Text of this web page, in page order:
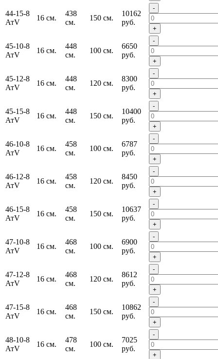
44-15-8
АтV
16 см.
438
см.
150 см.
10162
руб.
-
+
45-10-8
АтV
16 см.
448
см.
100 см.
6650
руб.
-
+
45-12-8
АтV
16 см.
448
см.
120 см.
8300
руб.
-
+
45-15-8
АтV
16 см.
448
см.
150 см.
10400
руб.
-
+
46-10-8
АтV
16 см.
458
см.
100 см.
6787
руб.
-
+
46-12-8
АтV
16 см.
458
см.
120 см.
8450
руб.
-
+
46-15-8
АтV
16 см.
458
см.
150 см.
10637
руб.
-
+
47-10-8
АтV
16 см.
468
см.
100 см.
6900
руб.
-
+
47-12-8
АтV
16 см.
468
см.
120 см.
8612
руб.
-
+
47-15-8
АтV
16 см.
468
см.
150 см.
10862
руб.
-
+
48-10-8
АтV
16 см.
478
см.
100 см.
7025
руб.
-
+